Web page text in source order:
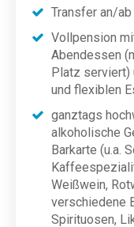
Transfer an/
Vollpension
Abendessen
Platz serviert)
und flexiblen
ganztags
alkoholische
Barkarte (u.a.
Weißwein,
verschiedene
Spirituosen,